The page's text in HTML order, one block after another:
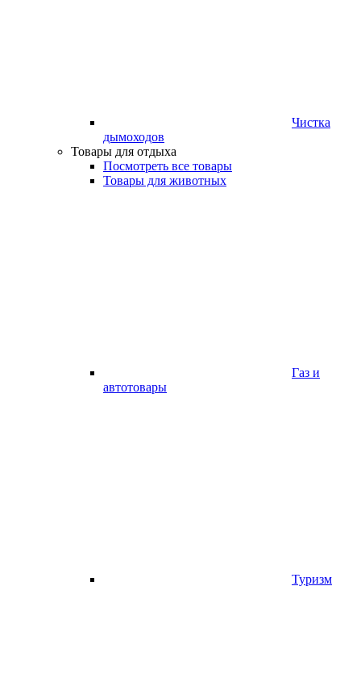
Чистка
дымоходов
Товары для отдыха
Посмотреть все товары
Товары для животных
Газ и
автотовары
Туризм